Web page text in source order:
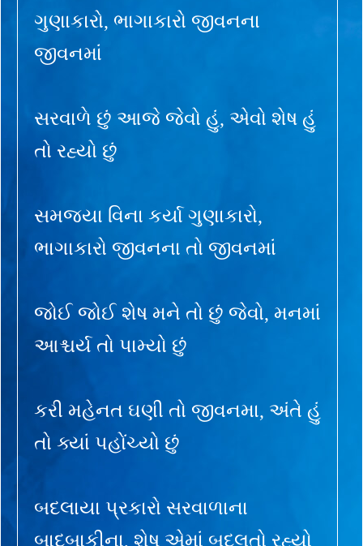
ગુણાકારો, ભાગાકારો જીવનના
જીવનમાં
સરવાળે છું આજે જેવો હું, એવો શેષ હું
તો રહ્યો છું
સમજ્યા વિના કર્યા ગુણાકારો,
ભાગાકારો જીવનના તો જીવનમાં
જોઈ જોઈ શેષ મને તો છું જેવો, મનમાં
આશ્ચર્ય તો પામ્યો છું
કરી મહેનત ઘણી તો જીવનમા, અંતે હું
તો ક્યાં પહોંચ્યો છું
બદલાયા પ્રકારો સરવાળાના
બાદબાકીના, શેષ એમાં બદલતો રહ્યો